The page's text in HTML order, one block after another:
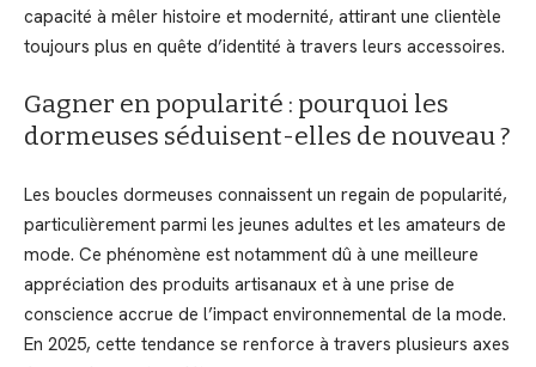
capacité à mêler histoire et modernité, attirant une clientèle
toujours plus en quête d’identité à travers leurs accessoires.
Gagner en popularité : pourquoi les
dormeuses séduisent-elles de nouveau ?
Les boucles dormeuses connaissent un regain de popularité,
particulièrement parmi les jeunes adultes et les amateurs de
mode. Ce phénomène est notamment dû à une meilleure
appréciation des produits artisanaux et à une prise de
conscience accrue de l’impact environnemental de la mode.
En 2025, cette tendance se renforce à travers plusieurs axes